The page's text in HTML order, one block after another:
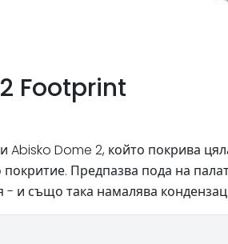
Footprint
Abisko Dome 2, който покрива
Предпазва пода на
- и също така намалява